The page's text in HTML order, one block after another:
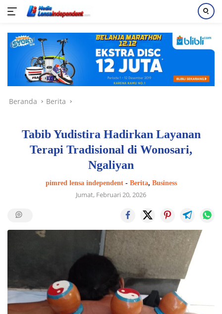
konten
Beranda Berita
Tabib Yudistira Hadirkan Layanan
Terapi Tradisional di Wonosari,
Ngaliyan
pimred lensa independent- Berita, Business
Jumat, Februari 20, 2026